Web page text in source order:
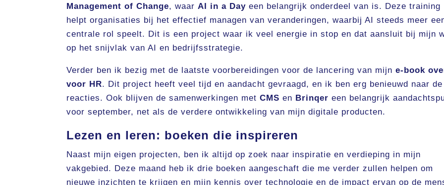
Management of Change, waarAI in a Day een belangrijk onderdeel van is. Deze training
helpt organisaties bij het effectief managen van veranderingen, waarbij AI steeds meer
centrale rol speelt. Dit is een project waar ik veel energie in stop en dat aansluit bij mijn
op het snijvlak van AI en bedrijfsstrategie.
Verder ben ik bezig met de laatste voorbereidingen voor de lancering van mijne-book
voor HR. Dit project heeft veel tijd en aandacht gevraagd, en ik ben erg benieuwd naar de
reacties. Ook blijven de samenwerkingen metCMS en Brinqer een belangrijk
voor september, net als de verdere ontwikkeling van mijn digitale producten.
Lezen en leren: boeken die inspireren
Naast mijn eigen projecten, ben ik altijd op zoek naar inspiratie en verdieping in mijn
vakgebied. Deze maand heb ik drie boeken aangeschaft die me verder zullen helpen om
nieuwe inzichten te krijgen en mijn kennis over technologie en de impact ervan op de